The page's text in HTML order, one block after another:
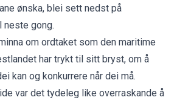
ønska, blei sett nedst på
neste gong.
om ordtaket som den maritime
har trykt til sitt bryst, om å
kan og konkurrere når dei må.
var det tydeleg like overraskande å